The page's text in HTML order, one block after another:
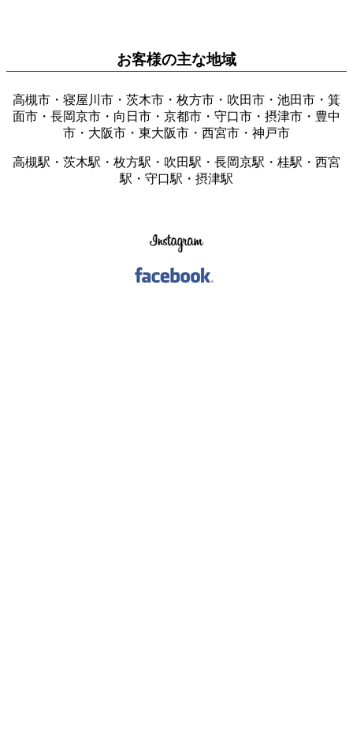
お客様の主な地域
高槻市・寝屋川市・茨木市・枚方市・吹田市・池田市・箕
面市・長岡京市・向日市・京都市・守口市・摂津市・豊中
市・大阪市・東大阪市・西宮市・神戸市
高槻駅・茨木駅・枚方駅・吹田駅・長岡京駅・桂駅・西宮
駅・守口駅・摂津駅